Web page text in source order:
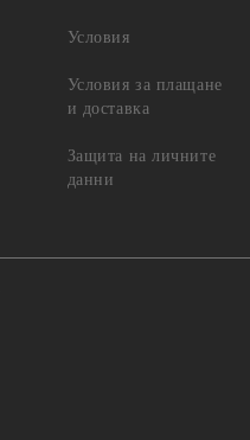
Условия
Условия за плащане
и доставка
Защита на личните
данни